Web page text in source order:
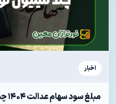
اخبار
مبلغ سود سهام عدالت ۱۴۰۴ چند میلیون تومان است؟